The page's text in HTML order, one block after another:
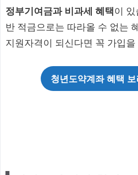
정부기여금과 비과세 혜택이
반 적금으로는 따라올 수 없는
지원자격이 되신다면 꼭 가입
청년도약계좌 혜택 보